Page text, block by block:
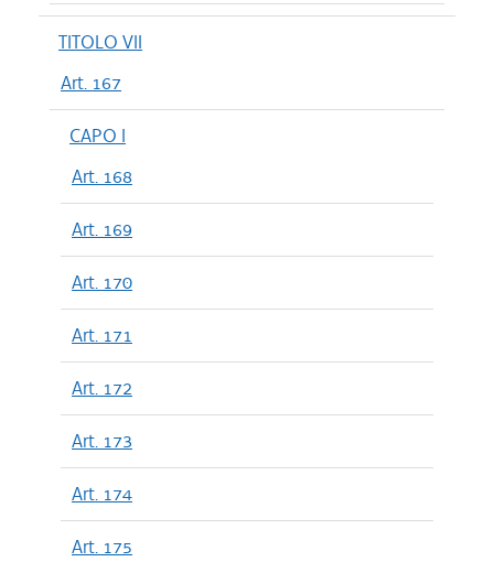
TITOLO VII
Art. 167
CAPO I
Art. 168
Art. 169
Art. 170
Art. 171
Art. 172
Art. 173
Art. 174
Art. 175